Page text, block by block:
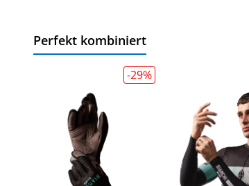
Perfekt kombiniert
-29%